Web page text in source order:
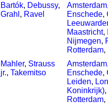
Bartók, Debussy,
Grahl , Ravel
Amsterdam
Enschede,
Maastricht,
Nijmegen,
Rotterdam,
Mahler, Strauss
jr., Takemitso
Amsterdam
Enschede,
Leiden,
Koninkrijk),
Rotterdam,